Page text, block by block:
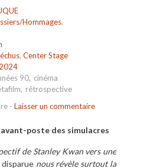
Hommages,
, Center Stage
90, cinéma
, rétrospective
- Laisser un commentaire
poste des simulacres
de Stanley Kwan vers une
disparue nous révèle surtout la